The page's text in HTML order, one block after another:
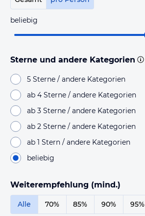
beliebig
Sterne und andere Kategorien
5 Sterne / andere Kategorien
ab 4 Sterne / andere Kategorien
ab 3 Sterne / andere Kategorien
ab 2 Sterne / andere Kategorien
ab 1 Stern / andere Kategorien
beliebig
Weiterempfehlung (mind.)
Alle 70% 85% 90% 95%